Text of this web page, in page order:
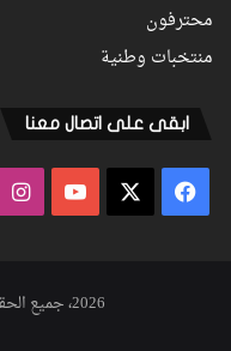
محترفون
منتخبات وطنية
ابقى على اتصال معنا
فيسبوك ‫YouTube
2026، جميع الحقوق محفوظة | Sportime Tv